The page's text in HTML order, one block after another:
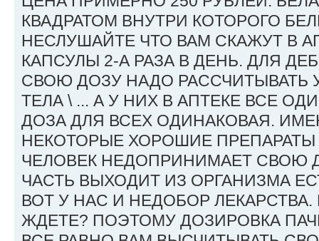
КВАДРАТОМ ВНУТРИ КОТОРОГО
НЕСЛУШАЙТЕ ЧТО ВАМ СКАЖУТ В
КАПСУЛЫ 2-А РАЗА В ДЕНЬ. ДЛЯ
СВОЮ ДОЗУ НАДО РАССЧИТЫВАТЬ
ТЕЛА \ ... А У НИХ В АПТЕКЕ ВСЕ
ДОЗА ДЛЯ ВСЕХ ОДИНАКОВАЯ.
НЕКОТОРЫЕ ХОРОШИЕ
ЧЕЛОВЕК НЕДОПРИНИМАЕТ СВОЮ
ЧАСТЬ ВЫХОДИТ ИЗ ОРГАНИЗМА
ВОТ У НАС И НЕДОБОР
ЖДЕТЕ? ПОЭТОМУ ДОЗИРОВКА